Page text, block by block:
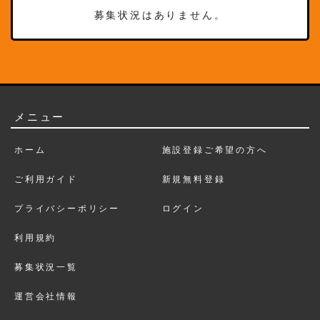
募集状況はありません。
メニュー
ホーム
ご利用ガイド
プライバシーポリシー
利用規約
募集状況一覧
運営会社情報
施設登録ご希望の方へ
新規無料登録
ログイン